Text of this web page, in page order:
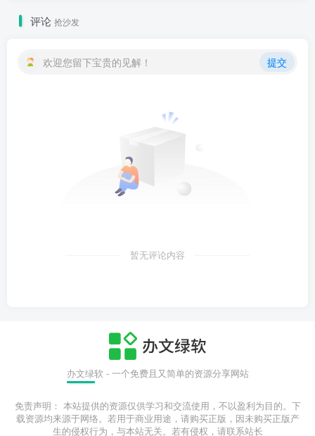
评论 抢沙发
欢迎您留下宝贵的见解！ 提交
暂无评论内容
办文绿软 - 一个免费且又简单的资源分享网站
免责声明： 本站提供的资源仅供学习和交流使用，不以盈利为目的。下
载资源均来源于网络。若用于商业用途，请购买正版，因未购买正版产
生的侵权行为，与本站无关。若有侵权，请联系站长